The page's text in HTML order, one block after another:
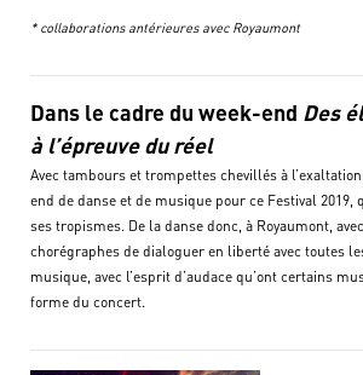
* collaborations antérieures avec Royaumont
Dans le cadre du week-end Des
à l’épreuve du réel
Avec tambours et trompettes chevillés à
end de danse et de musique pour ce Festival 2019,
ses tropismes. De la danse donc, à Royaumont,
chorégraphes de dialoguer en liberté avec toutes
musique, avec l’esprit d’audace qu’ont certains
forme du concert.